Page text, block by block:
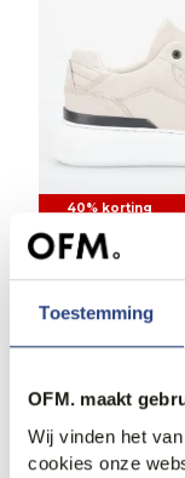
Toestemming
OFM. maakt
Wij vinden het
cookies onze
40% korting
Cycleur de Luxe
Anderen